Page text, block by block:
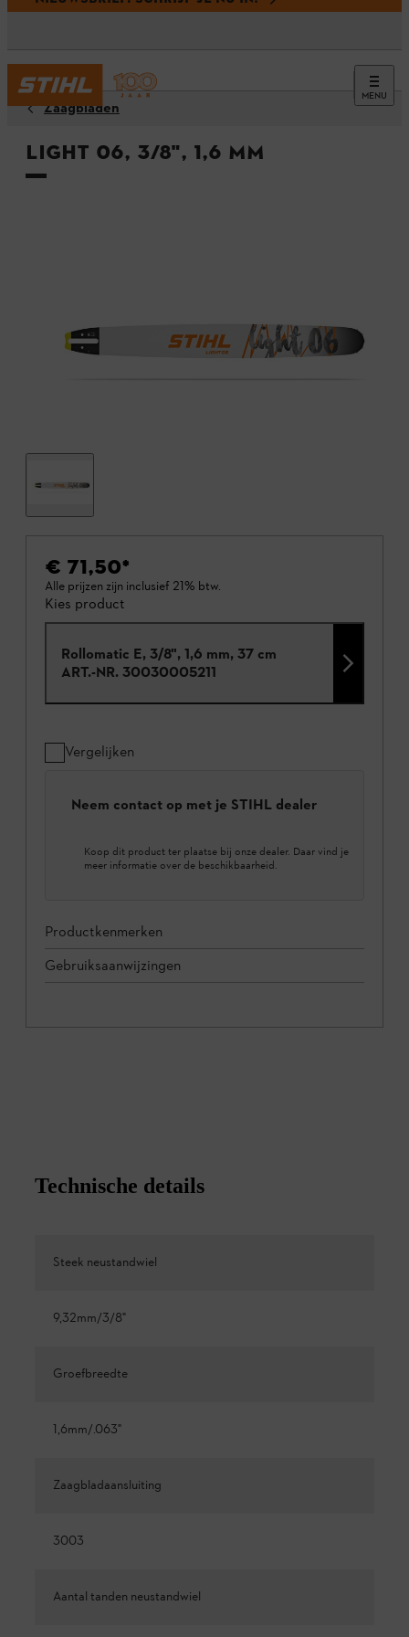
MENU
Zaagbladen
Light 06, 3/8", 1,6 mm
€ 71,50*
Alle prijzen zijn inclusief 21% btw.
Kies product
Rollomatic E, 3/8", 1,6 mm, 37 cm
ART.-NR. 30030005211
Vergelijken
Neem contact op met je STIHL dealer
Koop dit product ter plaatse bij onze dealer. Daar vind je
meer informatie over de beschikbaarheid.
Productkenmerken
Gebruiksaanwijzingen
Technische details
Steek neustandwiel
9,32mm/3/8"
Groefbreedte
1,6mm/.063"
Zaagbladaansluiting
3003
Aantal tanden neustandwiel